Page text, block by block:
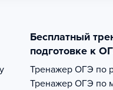
Бесплатный
подготовке к
Тренажер ОГЭ по
Тренажер ОГЭ по